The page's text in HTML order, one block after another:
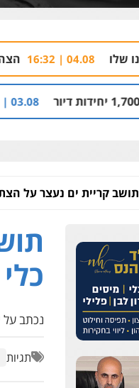
הצהרת תובע נגד
03.08 | 14:00 קבלן
תושב קריית ים נעצר על
נכתב על
תגיות